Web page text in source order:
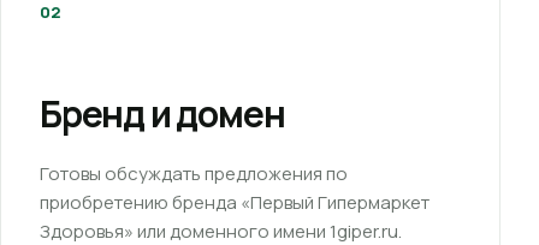
02
Бренд и домен
Готовы обсуждать предложения по
приобретению бренда «Первый Гипермаркет
Здоровья» или доменного имени 1giper.ru.